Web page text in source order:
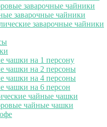
заварочные чайники
заварочные чайники
заварочные чайники
чашки на 1 персону
чашки на 2 персоны
чашки на 4 персоны
чашки на 6 персон
чайные чашки
чайные чашки